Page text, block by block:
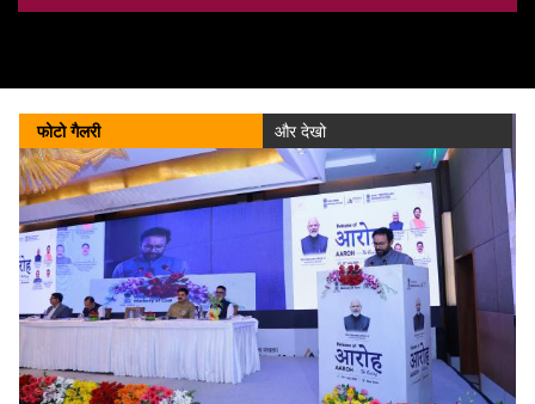
कोयला मंत्रालय ने वित्त वर्ष 2025-26 के लिए कैप्टिव और कमर्शियल खदानों में
फोटो गैलरी और देखो